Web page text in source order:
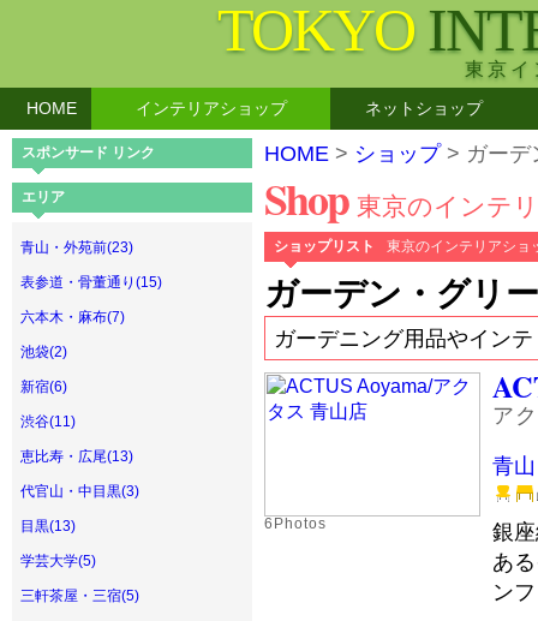
TOKYO
東京イ
HOME インテリアショップ ネットショップ
スポンサード リンク
エリア
青山・外苑前(23)
表参道・骨董通り(15)
六本木・麻布(7)
池袋(2)
新宿(6)
渋谷(11)
恵比寿・広尾(13)
代官山・中目黒(3)
目黒(13)
学芸大学(5)
三軒茶屋・三宿(5)
HOME > ショップ> ガーデ
Shop 東京のインテ
ショップリスト 東京のインテリアショ
ガーデン・グリ
ガーデニング用品やイン
6Photos
ア
青
銀
あ
ン